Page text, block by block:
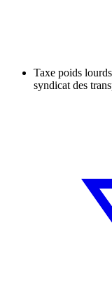
Taxe poids
syndicat des